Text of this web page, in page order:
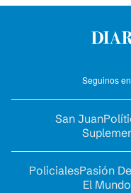
Seguinos
San Juan
PolicialesPasión
El Mundo